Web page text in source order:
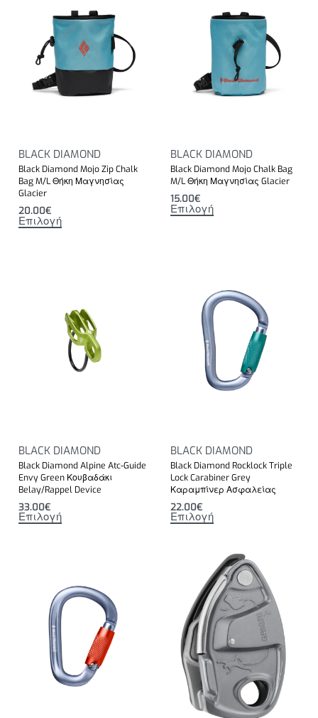
BLACK DIAMOND
Black Diamond Mojo Zip Chalk
Bag M/L Θήκη Μαγνησίας
Glacier
20.00€
Επιλογή
BLACK DIAMOND
Black Diamond Mojo Chalk Bag
M/L Θήκη Μαγνησίας Glacier
15.00€
Επιλογή
BLACK DIAMOND
Black Diamond Alpine Atc-Guide
Envy Green Κουβαδάκι
Belay/Rappel Device
33.00€
Επιλογή
BLACK DIAMOND
Black Diamond Rocklock Triple
Lock Carabiner Grey
Καραμπίνερ Ασφαλείας
22.00€
Επιλογή